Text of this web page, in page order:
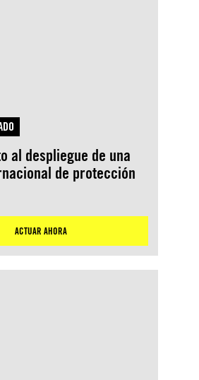
al despliegue de una
de protección
ACTUAR AHORA